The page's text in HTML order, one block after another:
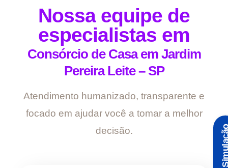
Nossa equipe de
especialistas em
Consórcio de Casa em Jardim
Pereira Leite – SP
Atendimento humanizado, transparente e
focado em ajudar você a tomar a melhor
decisão.